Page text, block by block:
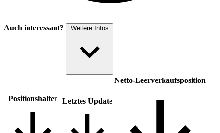
Auch interessant?
Positions­halter Letztes Update
Netto-Leer­ver­kaufsposition